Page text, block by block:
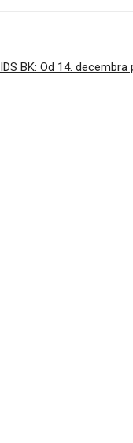
IDS BK: Od 14.